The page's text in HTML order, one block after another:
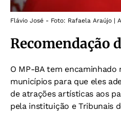
Flávio José - Foto: Rafaela Araújo |
Recomendação
O MP-BA tem encaminhado
municípios para que eles
de atrações artísticas aos
pela instituição e Tribunais